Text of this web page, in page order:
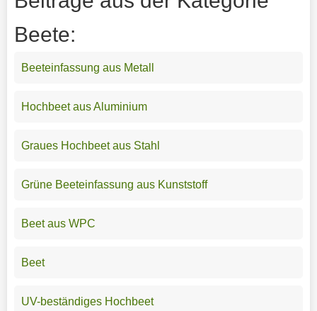
Beete:
Beeteinfassung aus Metall
Hochbeet aus Aluminium
Graues Hochbeet aus Stahl
Grüne Beeteinfassung aus Kunststoff
Beet aus WPC
Beet
UV-beständiges Hochbeet